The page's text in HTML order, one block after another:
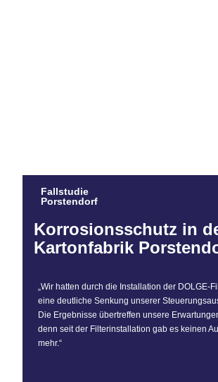
Fallstudie
Porstendorf
Korrosionsschutz in
Kartonfabrik
„Wir hatten durch die Installation der DOLGE-
eine deutliche Senkung unserer
Die Ergebnisse übertreffen unsere
denn seit der Filterinstallation gab es keinen
mehr.“